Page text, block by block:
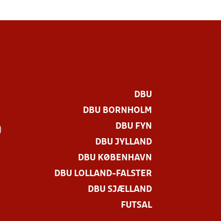
DBU
DBU BORNHOLM
DBU FYN
DBU JYLLAND
DBU KØBENHAVN
DBU LOLLAND-FALSTER
DBU SJÆLLAND
FUTSAL